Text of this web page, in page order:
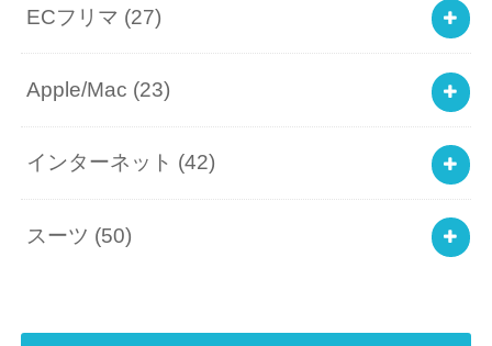
ECフリマ (27)
Apple/Mac (23)
インターネット (42)
スーツ (50)